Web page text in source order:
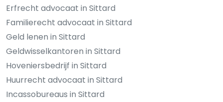
Erfrecht advocaat in Sittard
Familierecht advocaat in Sittard
Geld lenen in Sittard
Geldwisselkantoren in Sittard
Hoveniersbedrijf in Sittard
Huurrecht advocaat in Sittard
Incassobureaus in Sittard